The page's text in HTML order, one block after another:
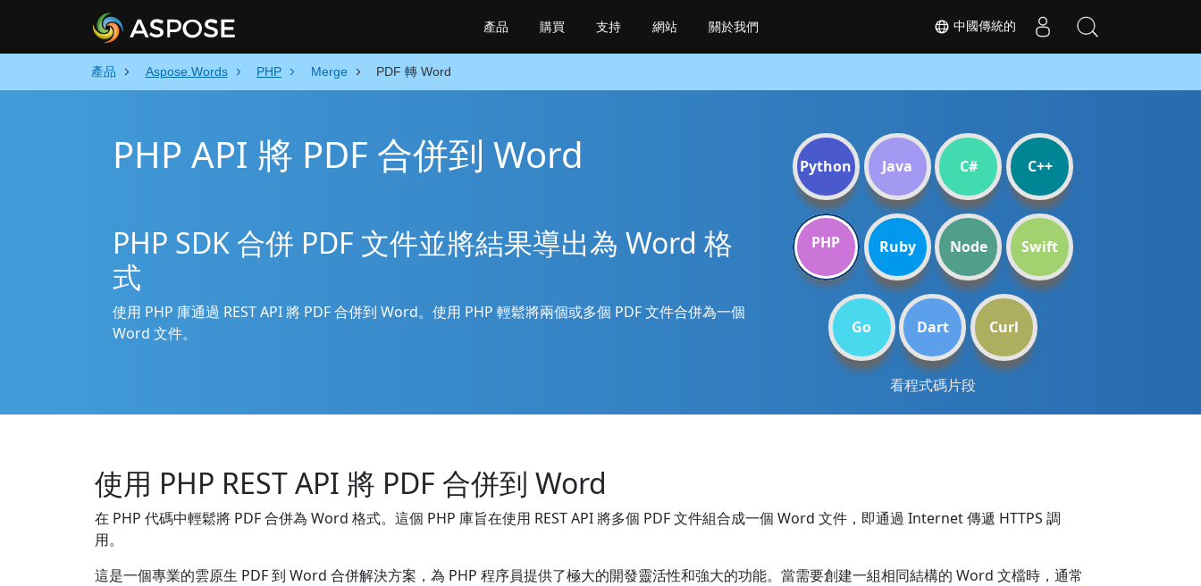
產品 Aspose.Words PHP Merge PDF 轉 Word
PHP API 將 PDF 合併到 Word
PHP SDK 合併 PDF 文件並將結果導出為 Word 格
式
使用 PHP 庫通過 REST API 將 PDF 合併到 Word。使用 PHP 輕鬆將兩個或多個 PDF 文件合併為一個
Word 文件。
Python Java C# C++
PHP Ruby Node Swift
Go Dart Curl
看程式碼片段
使用 PHP REST API 將 PDF 合併到 Word
在 PHP 代碼中輕鬆將 PDF 合併為 Word 格式。這個 PHP 庫旨在使用 REST API 將多個 PDF 文件組合成一個 Word 文件，即通過 Internet 傳遞 HTTPS 調
用。
這是一個專業的雲原生 PDF 到 Word 合併解決方案，為 PHP 程序員提供了極大的開發靈活性和強大的功能。當需要創建一組相同結構的 Word 文檔時，通常
中國傳統的
產品 購買 支持 網站 關於我們